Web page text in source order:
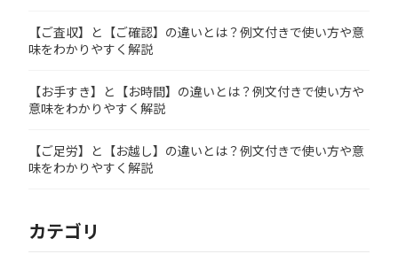
【ご査収】と【ご確認】の違いとは？例文付きで使い方や意
味をわかりやすく解説
【お手すき】と【お時間】の違いとは？例文付きで使い方や
意味をわかりやすく解説
【ご足労】と【お越し】の違いとは？例文付きで使い方や意
味をわかりやすく解説
カテゴリ